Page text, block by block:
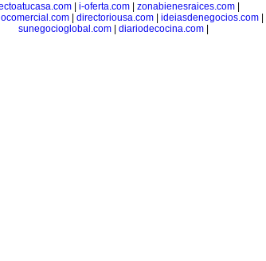
| i-oferta.com| zonabienesraices.com|
directoriousa.com ideiasdenegocios.com
sunegocioglobal.com| diariodecocina.com|